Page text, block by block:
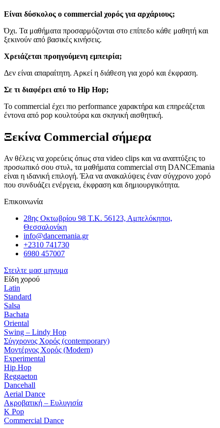
Είναι δύσκολος ο commercial χορός για αρχάριους;
Όχι. Τα μαθήματα προσαρμόζονται στο επίπεδο κάθε μαθητή και
ξεκινούν από βασικές κινήσεις.
Χρειάζεται προηγούμενη εμπειρία;
Δεν είναι απαραίτητη. Αρκεί η διάθεση για χορό και έκφραση.
Σε τι διαφέρει από το Hip Hop;
Το commercial έχει πιο performance χαρακτήρα και επηρεάζεται
έντονα από pop κουλτούρα και σκηνική αισθητική.
Ξεκίνα Commercial σήμερα
Αν θέλεις να χορεύεις όπως στα video clips και να αναπτύξεις το
προσωπικό σου στυλ, τα μαθήματα commercial στη DANCEmania
είναι η ιδανική επιλογή. Έλα να ανακαλύψεις έναν σύγχρονο χορό
που συνδυάζει ενέργεια, έκφραση και δημιουργικότητα.
Επικοινωνία
28ης Οκτωβρίου 98 Τ.Κ. 56123, Αμπελόκηποι,
Θεσσαλονίκη
info@dancemania.gr
+2310 741730
6980 457007
Στειλτε μασ μηνυμα
Είδη χορού​
Latin
Standard
Salsa
Bachata
Oriental
Swing – Lindy Hop
Σύγχρονος Χορός (contemporary)
Μοντέρνος Χορός (Modern)
Experimental
Hip Hop
Reggaeton
Dancehall
Aerial Dance
Ακροβατική – Ευλυγισία
K Pop
Commercial Dance